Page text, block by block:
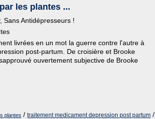
les plantes ...
Sans Antidépresseurs !
livrées en un mot la guerre contre l'autre à
post-partum. De croisière et Brooke
ouvertement subjective de Brooke
plantes / traitement medicament depression post partum /